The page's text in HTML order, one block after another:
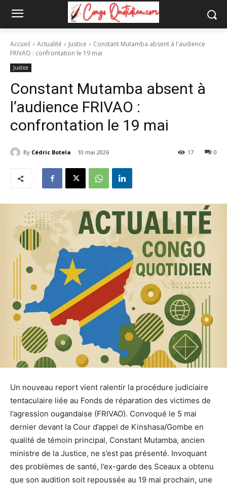
Accueil Actualité Justice
Constant Mutamba absent à l'audience
FRIVAO : confrontation le 19 mai
Justice
Constant Mutamba absent à
l’audience FRIVAO :
confrontation le 19 mai
By Cédric Botela 10 mai 2026 0
17
Un nouveau report vient ralentir la procédure judiciaire
tentaculaire liée au Fonds de réparation des victimes de
l’agression ougandaise (FRIVAO). Convoqué le 5 mai
dernier devant la Cour d’appel de Kinshasa/Gombe en
qualité de témoin principal, Constant Mutamba, ancien
ministre de la Justice, ne s’est pas présenté. Invoquant
des problèmes de santé, l’ex-garde des Sceaux a obtenu
que son audition soit repoussée au 19 mai prochain, une